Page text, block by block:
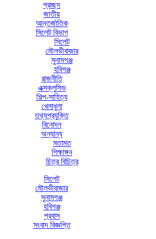
প্রচ্ছদ
জাতীয়
আন্তর্জাতিক
সিলেট বিভাগ
সিলেট
মৌলভীবাজার
সুনামগঞ্জ
হবিগঞ্জ
রাজনীতি
এক্সক্লুসিভ
শিল্প-সাহিত্য
খেলাধুলা
তথ্যপ্রযুক্তি
বিনোদন
অন্যান্য
মতামত
শিক্ষাঙ্গন
চিত্র বিচিত্র
সিলেট
মৌলভীবাজার
সুনামগঞ্জ
হবিগঞ্জ
প্রবাস
সংবাদ বিজ্ঞপ্তি